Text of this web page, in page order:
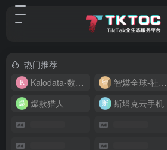
热门推荐
Kalodata-数据分析平台
智媒全球-社媒管理平台
爆款猎人
斯塔克云手机